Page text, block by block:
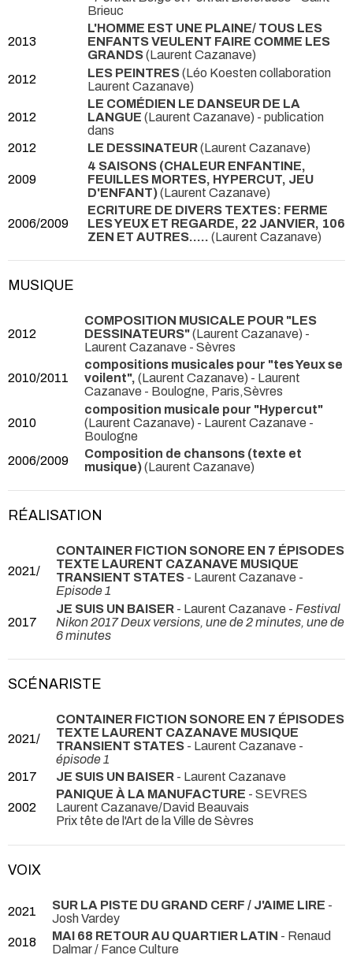
Brieuc
2013
L'HOMME EST UNE PLAINE/ TOUS LES
ENFANTS VEULENT FAIRE COMME LES
GRANDS(Laurent Cazanave)
2012
LES PEINTRES(Léo Koesten collaboration
Laurent Cazanave)
2012
LE COMÉDIEN LE DANSEUR DE LA
LANGUE (Laurent Cazanave) - publication
dans
2012
LE DESSINATEUR(Laurent Cazanave)
2009
4 SAISONS (CHALEUR ENFANTINE,
FEUILLES MORTES, HYPERCUT, JEU
D'ENFANT)(Laurent Cazanave)
2006/2009
ECRITURE DE DIVERS TEXTES: FERME
LES YEUX ET REGARDE, 22 JANVIER, 106
ZEN ET AUTRES..... (Laurent Cazanave)
MUSIQUE
2012
COMPOSITION MUSICALE POUR "LES
DESSINATEURS"(Laurent Cazanave) -
Laurent Cazanave - Sèvres
2010/2011
compositions musicales pour "tes Yeux se
voilent", (Laurent Cazanave) - Laurent
Cazanave - Boulogne, Paris,Sèvres
2010
composition musicale pour "Hypercut"
(Laurent Cazanave) - Laurent Cazanave -
Boulogne
2006/2009
Composition de chansons (texte et
musique)(Laurent Cazanave)
RÉALISATION
2021/
CONTAINER FICTION SONORE EN 7 ÉPISODES
TEXTE LAURENT CAZANAVE MUSIQUE
TRANSIENT STATES - Laurent Cazanave -
Episode 1
2017
JE SUIS UN BAISER - Laurent Cazanave - Festival
Nikon 2017 Deux versions, une de 2 minutes, une de
6 minutes
SCÉNARISTE
2021/
CONTAINER FICTION SONORE EN 7 ÉPISODES
TEXTE LAURENT CAZANAVE MUSIQUE
TRANSIENT STATES - Laurent Cazanave -
épisode 1
2017
JE SUIS UN BAISER - Laurent Cazanave
2002
PANIQUE À LA MANUFACTURE - SEVRES
Laurent Cazanave/David Beauvais
Prix tête de l'Art de la Ville de Sèvres
VOIX
2021 SUR LA PISTE DU GRAND CERF / J'AIME LIRE -
Josh Vardey
2018
MAI 68 RETOUR AU QUARTIER LATIN - Renaud
Dalmar / Fance Culture